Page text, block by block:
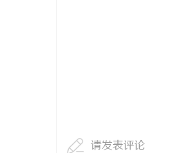
请发表评论